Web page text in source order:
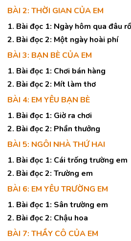
BÀI 2: THỜI GIAN CỦA EM
1. Bài đọc 1: Ngày hôm qua đâu
2. Bài đọc 2: Một ngày hoài phí
BÀI 3: BẠN BÈ CỦA EM
1. Bài đọc 1: Chơi bán hàng
2. Bài đọc 2: Mít làm thơ
BÀI 4: EM YÊU BẠN BÈ
1. Bài đọc 1: Giờ ra chơi
2. Bài đọc 2: Phần thưởng
BÀI 5: NGÔI NHÀ THỨ HAI
1. Bài đọc 1: Cái trống trường em
2. Bài đọc 2: Trường em
BÀI 6: EM YÊU TRƯỜNG EM
1. Bài đọc 1: Sân trường em
2. Bài đọc 2: Chậu hoa
BÀI 7: THẦY CÔ CỦA EM